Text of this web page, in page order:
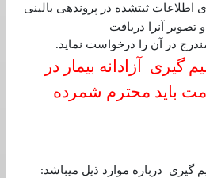
ی اطلاعات ثبتشده در پروندهی بالينی
آنرا دريافت
در آن را درخواست نمايد.
گيری آزادانه بيمار در
بايد محترم شمرده
گيری درباره موارد ذيل ميباشد: